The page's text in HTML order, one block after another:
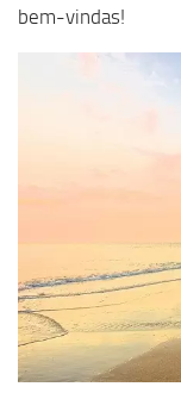
bem-vindas!